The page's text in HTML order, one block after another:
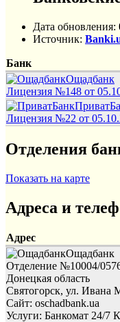
Дата обновления:
Источник:
Банк
Ощадбанк
Лицензия №148 от
Лицензия №22 от
Отделения
Показать на карте
Адреса и
Адрес
Ощадбанк
Отделение №10004/
Донецкая область
Святогорск, ул. Ивана
Сайт: oschadbank.ua
Услуги: Банкомат 24/7